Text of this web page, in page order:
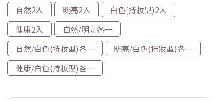
自然2入
明亮2入
白色(持妝型)2入
健康2入
自然/明亮各一
自然/白色(持妝型)各一
明亮/白色(持妝型)各一
健康/白色(持妝型)各一